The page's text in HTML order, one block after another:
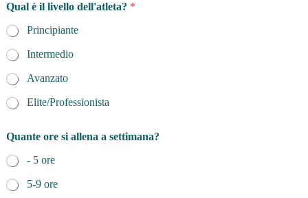
Qual è il livello dell'atleta? *
Principiante
Intermedio
Avanzato
Elite/Professionista
Quante ore si allena a settimana?
- 5 ore
5-9 ore